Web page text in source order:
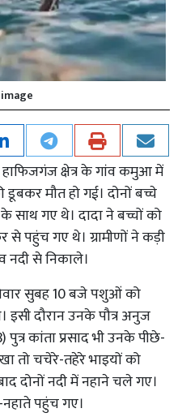
हाफिजगंज क्षेत्र के गांव कमुआ में
डूबकर मौत हो गई। दोनों बच्चे
गए थे। दादा ने बच्चों को
पहुंच गए थे। ग्रामीणों ने कड़ी
से निकाले।
सुबह 10 बजे पशुओं को
दौरान उनके पौत्र अनुज
कांता प्रसाद भी उनके पीछे-
तो चचेरे-तहेरे भाइयों को
दोनों नदी में नहाने चले गए।
नहाते पहुंच गए।